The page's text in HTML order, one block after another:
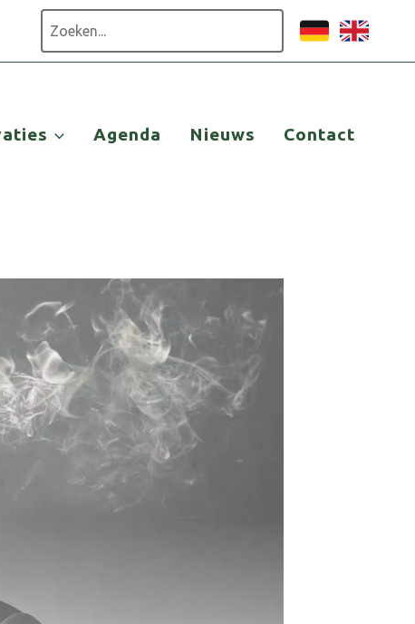
Agenda Nieuws Contact